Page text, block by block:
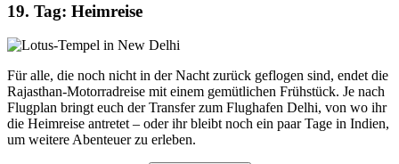
19. Tag: Heimreise
Für alle, die noch nicht in der Nacht zurück geflogen sind, endet die
Rajasthan-Motorradreise mit einem gemütlichen Frühstück. Je nach
Flugplan bringt euch der Transfer zum Flughafen Delhi, von wo ihr
die Heimreise antretet – oder ihr bleibt noch ein paar Tage in Indien,
um weitere Abenteuer zu erleben.